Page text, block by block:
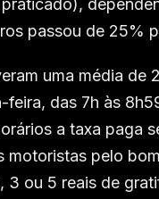
passou de 25%
uma média
das 7h às
a taxa paga
pelo
ou 5 reais de